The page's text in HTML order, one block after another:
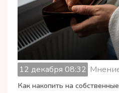
12 декабря 08:32
Как накопить на